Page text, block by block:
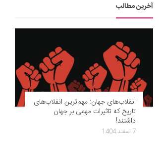
آخرین مطالب
انقلاب‌های جهان: مهم‌ترین انقلاب‌های
تاریخ که تاثیرات مهمی بر جهان
داشتند!
7 اسفند 1404